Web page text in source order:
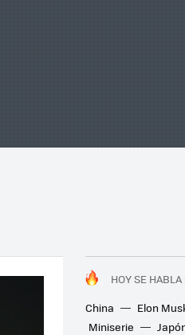
HOY SE HABLA
China
Elon
Miniserie